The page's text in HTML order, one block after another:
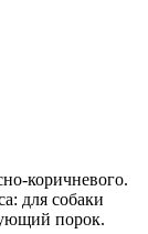
коричневого.
для собаки
порок.